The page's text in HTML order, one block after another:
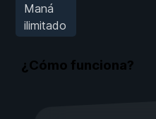
Maná
ilimitado
¿Cómo funciona?